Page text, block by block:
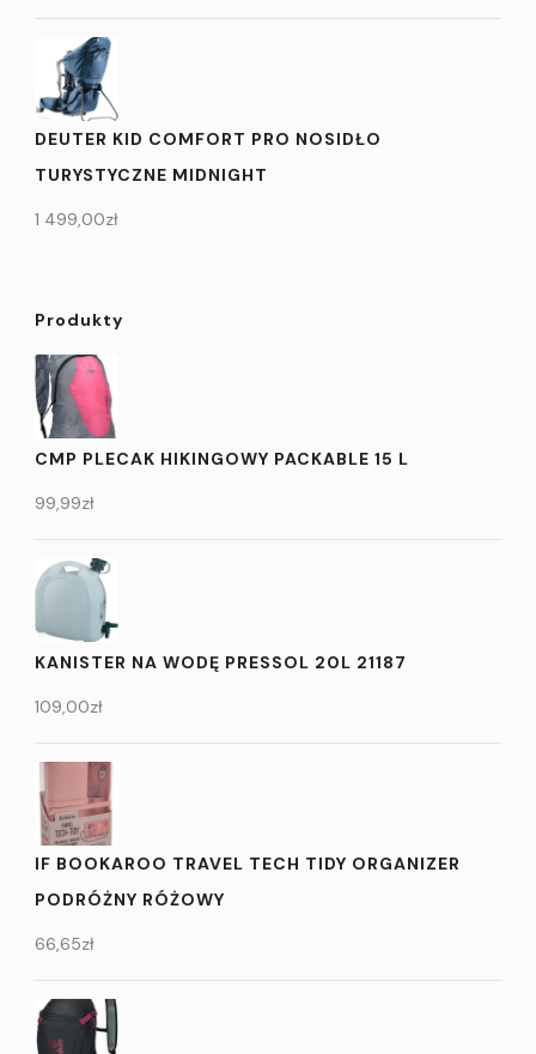
DEUTER KID COMFORT PRO NOSIDŁO
TURYSTYCZNE MIDNIGHT
1 499,00zł
Produkty
CMP PLECAK HIKINGOWY PACKABLE 15 L
99,99zł
KANISTER NA WODĘ PRESSOL 20L 21187
109,00zł
IF BOOKAROO TRAVEL TECH TIDY ORGANIZER
PODRÓŻNY RÓŻOWY
66,65zł